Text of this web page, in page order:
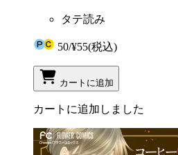
タテ読み
50/¥55(税込)
カートに追加
カートに追加しました